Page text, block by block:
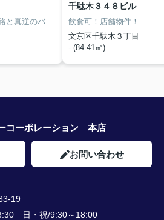
千駄木３４８ビル
飲食可！店舗物件！
文京区千駄木３丁目
- (84.41㎡)
コーポレーション 本店
お問い合わせ
19
日・祝/9:30～18:00